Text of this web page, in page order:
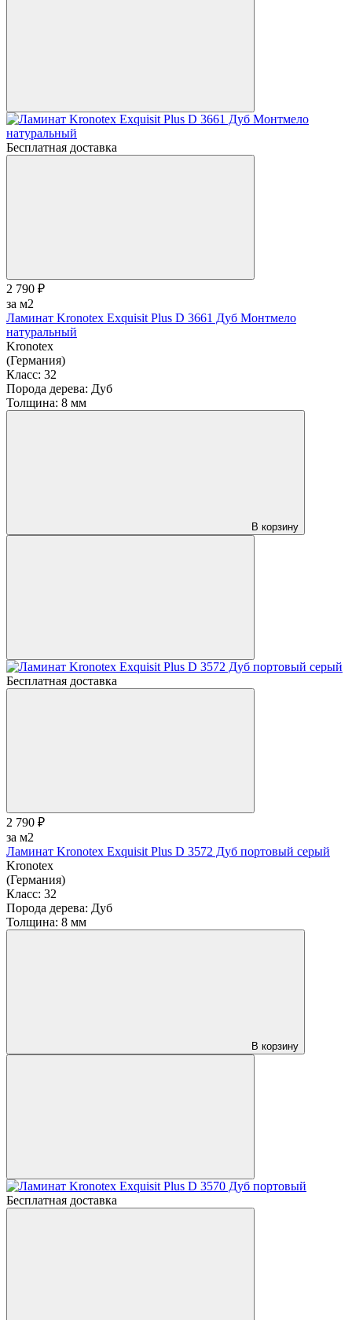
Бесплатная доставка
2 790 ₽
за м2
Ламинат Kronotex Exquisit Plus D 3661 Дуб Монтмело
натуральный
Kronotex
(Германия)
Класс: 32
Порода дерева: Дуб
Толщина: 8 мм
В корзину
Бесплатная доставка
2 790 ₽
за м2
Ламинат Kronotex Exquisit Plus D 3572 Дуб портовый серый
Kronotex
(Германия)
Класс: 32
Порода дерева: Дуб
Толщина: 8 мм
В корзину
Бесплатная доставка